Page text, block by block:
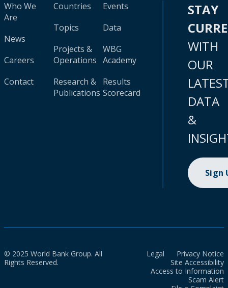
Who We
Are
News
Careers
Contact
Countries
Topics
Projects &
Operations
Research &
Publications
Events
Data
WBG
Academy
Results
Scorecard
STAY
WITH
OUR
DATA
&
Sign
© 2025 World Bank Group. All
Rights Reserved.
Legal
Privacy Notice
Site Accessibility
Access to Information
Scam Alert